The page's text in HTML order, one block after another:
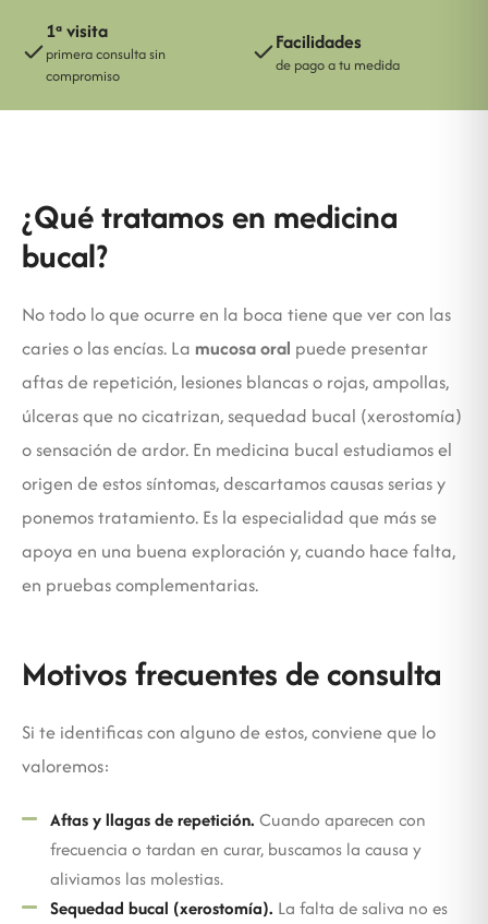
1ª visita
primera consulta sin
compromiso
Facilidades
de pago a tu medida
¿Qué tratamos en medicina
bucal?
No todo lo que ocurre en la boca tiene que ver con las
caries o las encías. La mucosa oral puede presentar
aftas de repetición, lesiones blancas o rojas, ampollas,
úlceras que no cicatrizan, sequedad bucal (xerostomía)
o sensación de ardor. En medicina bucal estudiamos el
origen de estos síntomas, descartamos causas serias y
ponemos tratamiento. Es la especialidad que más se
apoya en una buena exploración y, cuando hace falta,
en pruebas complementarias.
Motivos frecuentes de consulta
Si te identificas con alguno de estos, conviene que lo
valoremos:
Aftas y llagas de repetición. Cuando aparecen con
frecuencia o tardan en curar, buscamos la causa y
aliviamos las molestias.
Sequedad bucal (xerostomía). La falta de saliva no es